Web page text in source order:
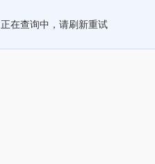
正在查询中，请刷新重试